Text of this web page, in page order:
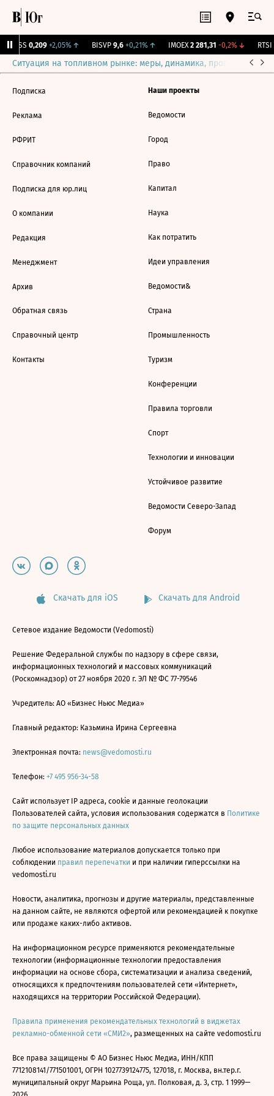
RGSS 0,209 +2,05%↑ BISVP 9,6 +0,21%↑ IMOEX 2 281,31 -0,2%↓ RTSI
Ситуация на топливном рынке: меры, динамика, прогнозы
Подписка
Реклама
РФРИТ
Справочник компаний
Подписка для юр.лиц
О компании
Редакция
Менеджмент
Архив
Обратная связь
Справочный центр
Контакты
Наши проекты
Ведомости
Город
Право
Капитал
Наука
Как потратить
Идеи управления
Ведомости&
Страна
Промышленность
Туризм
Конференции
Правила торговли
Спорт
Технологии и инновации
Устойчивое развитие
Ведомости Северо-Запад
Форум
Скачать для iOS Скачать для Android
Сетевое издание Ведомости (Vedomosti)
Решение Федеральной службы по надзору в сфере связи,
информационных технологий и массовых коммуникаций
(Роскомнадзор) от 27 ноября 2020 г. ЭЛ № ФС 77-79546
Учредитель: АО «Бизнес Ньюс Медиа»
Главный редактор: Казьмина Ирина Сергеевна
Электронная почта: news@vedomosti.ru
Телефон: +7 495 956-34-58
Сайт использует IP адреса, cookie и данные геолокации
Пользователей сайта, условия использования содержатся в Политике
по защите персональных данных
Любое использование материалов допускается только при
соблюдении правил перепечатки и при наличии гиперссылки на
vedomosti.ru
Новости, аналитика, прогнозы и другие материалы, представленные
на данном сайте, не являются офертой или рекомендацией к покупке
или продаже каких-либо активов.
На информационном ресурсе применяются рекомендательные
технологии (информационные технологии предоставления
информации на основе сбора, систематизации и анализа сведений,
относящихся к предпочтениям пользователей сети «Интернет»,
находящихся на территории Российской Федерации).
Правила применения рекомендательных технологий в виджетах
рекламно-обменной сети «СМИ2», размещенных на сайте vedomosti.ru
Все права защищены © АО Бизнес Ньюс Медиа, ИНН/КПП
7712108141/771501001, ОГРН 1027739124775, 127018, г. Москва, вн.тер.г.
муниципальный округ Марьина Роща, ул. Полковая, д. 3, стр. 1 1999—